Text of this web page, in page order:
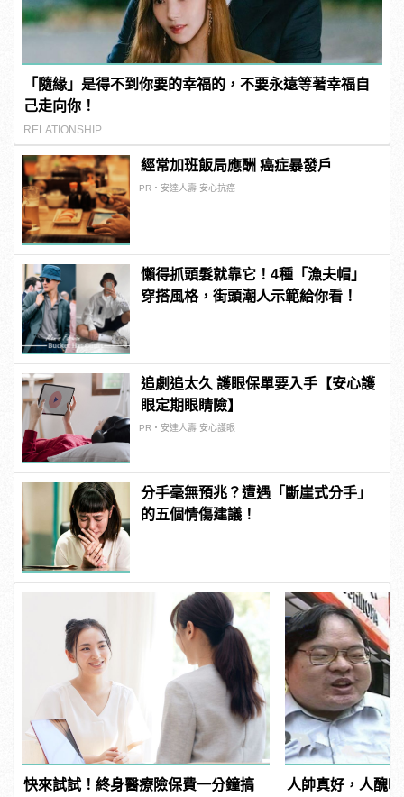
「隨緣」是得不到你要的幸福的，不要永遠等著幸福自
己走向你！
RELATIONSHIP
經常加班飯局應酬 癌症暴發戶
PR・安達人壽 安心抗癌
懶得抓頭髮就靠它！4種「漁夫帽」
穿搭風格，街頭潮人示範給你看！
追劇追太久 護眼保單要入手【安心護
眼定期眼睛險】
PR・安達人壽 安心護眼
分手毫無預兆？遭遇「斷崖式分手」
的五個情傷建議！
快來試試！終身醫療險保費一分鐘搞
人帥真好，人醜